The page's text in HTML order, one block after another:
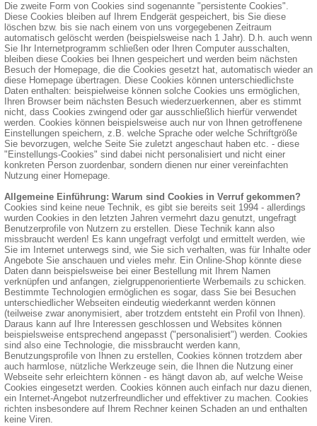
Die zweite Form von Cookies sind sogenannte "persistente Cookies".
Diese Cookies bleiben auf Ihrem Endgerät gespeichert, bis Sie diese
löschen bzw. bis sie nach einem von uns vorgegebenen Zeitraum
automatisch gelöscht werden (beispielsweise nach 1 Jahr). D.h. auch wenn
Sie Ihr Internetprogramm schließen oder Ihren Computer ausschalten,
bleiben diese Cookies bei Ihnen gespeichert und werden beim nächsten
Besuch der Homepage, die die Cookies gesetzt hat, automatisch wieder an
diese Homepage übertragen. Diese Cookies können unterschiedlichste
Daten enthalten: beispielweise können solche Cookies uns ermöglichen,
Ihren Browser beim nächsten Besuch wiederzuerkennen, aber es stimmt
nicht, dass Cookies zwingend oder gar ausschließlich hierfür verwendet
werden. Cookies können beispielsweise auch nur von Ihnen getroffenene
Einstellungen speichern, z.B. welche Sprache oder welche Schriftgröße
Sie bevorzugen, welche Seite Sie zuletzt angeschaut haben etc. - diese
"Einstellungs-Cookies" sind dabei nicht personalisiert und nicht einer
konkreten Person zuordenbar, sondern dienen nur einer vereinfachten
Nutzung einer Homepage.
Allgemeine Einführung: Warum sind Cookies in Verruf gekommen?
Cookies sind keine neue Technik, es gibt sie bereits seit 1994 - allerdings
wurden Cookies in den letzten Jahren vermehrt dazu genutzt, ungefragt
Benutzerprofile von Nutzern zu erstellen. Diese Technik kann also
missbraucht werden! Es kann ungefragt verfolgt und ermittelt werden, wie
Sie im Internet unterwegs sind, wie Sie sich verhalten, was für Inhalte oder
Angebote Sie anschauen und vieles mehr. Ein Online-Shop könnte diese
Daten dann beispielsweise bei einer Bestellung mit Ihrem Namen
verknüpfen und anfangen, zielgruppenorientierte Werbemails zu schicken.
Bestimmte Technologien ermöglichen es sogar, dass Sie bei Besuchen
unterschiedlicher Webseiten eindeutig wiederkannt werden können
(teilweise zwar anonymisiert, aber trotzdem entsteht ein Profil von Ihnen).
Daraus kann auf Ihre Interessen geschlossen und Websites können
beispielsweise entsprechend angepasst ("personalisiert") werden. Cookies
sind also eine Technologie, die missbraucht werden kann,
Benutzungsprofile von Ihnen zu erstellen, Cookies können trotzdem aber
auch harmlose, nützliche Werkzeuge sein, die Ihnen die Nutzung einer
Webseite sehr erleichtern können - es hängt davon ab, auf welche Weise
Cookies eingesetzt werden. Cookies können auch einfach nur dazu dienen,
ein Internet-Angebot nutzerfreundlicher und effektiver zu machen. Cookies
richten insbesondere auf Ihrem Rechner keinen Schaden an und enthalten
keine Viren.